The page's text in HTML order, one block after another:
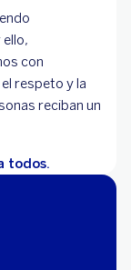
con
respeto y la
reciban un
todos.